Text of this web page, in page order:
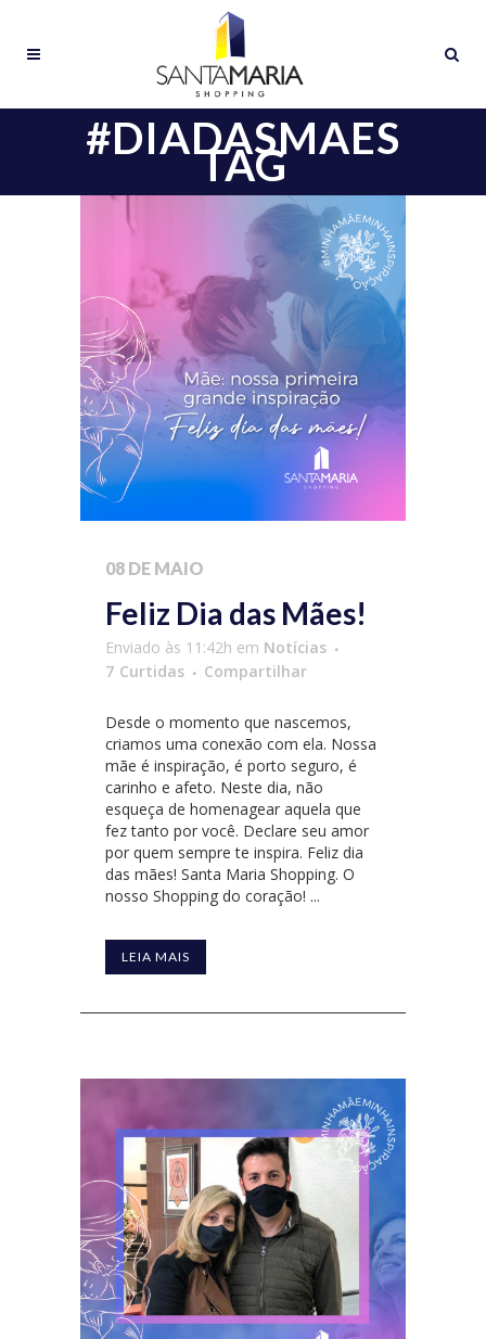
#DIADASMAES
TAG
08 DE MAIO
Feliz Dia das Mães!
Enviado às 11:42h em Notícias
7 Curtidas Compartilhar
Desde o momento que nascemos,
criamos uma conexão com ela. Nossa
mãe é inspiração, é porto seguro, é
carinho e afeto. Neste dia, não
esqueça de homenagear aquela que
fez tanto por você. Declare seu amor
por quem sempre te inspira. Feliz dia
das mães! Santa Maria Shopping. O
nosso Shopping do coração! ...
LEIA MAIS